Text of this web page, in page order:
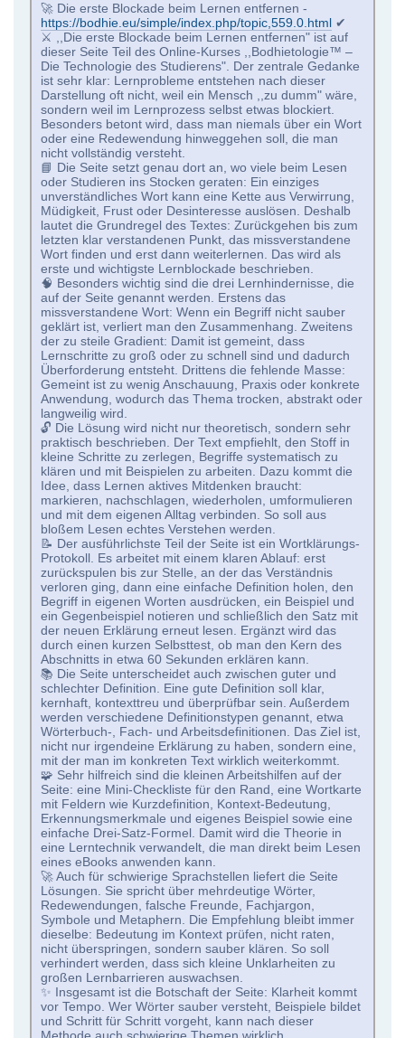
🚀 Die erste Blockade beim Lernen entfernen -
https://bodhie.eu/simple/index.php/topic,559.0.html ✔
⚔️ ,,Die erste Blockade beim Lernen entfernen" ist auf
dieser Seite Teil des Online-Kurses ,,Bodhietologie™ –
Die Technologie des Studierens". Der zentrale Gedanke
ist sehr klar: Lernprobleme entstehen nach dieser
Darstellung oft nicht, weil ein Mensch ,,zu dumm" wäre,
sondern weil im Lernprozess selbst etwas blockiert.
Besonders betont wird, dass man niemals über ein Wort
oder eine Redewendung hinweggehen soll, die man
nicht vollständig versteht.
📘 Die Seite setzt genau dort an, wo viele beim Lesen
oder Studieren ins Stocken geraten: Ein einziges
unverständliches Wort kann eine Kette aus Verwirrung,
Müdigkeit, Frust oder Desinteresse auslösen. Deshalb
lautet die Grundregel des Textes: Zurückgehen bis zum
letzten klar verstandenen Punkt, das missverstandene
Wort finden und erst dann weiterlernen. Das wird als
erste und wichtigste Lernblockade beschrieben.
🧠 Besonders wichtig sind die drei Lernhindernisse, die
auf der Seite genannt werden. Erstens das
missverstandene Wort: Wenn ein Begriff nicht sauber
geklärt ist, verliert man den Zusammenhang. Zweitens
der zu steile Gradient: Damit ist gemeint, dass
Lernschritte zu groß oder zu schnell sind und dadurch
Überforderung entsteht. Drittens die fehlende Masse:
Gemeint ist zu wenig Anschauung, Praxis oder konkrete
Anwendung, wodurch das Thema trocken, abstrakt oder
langweilig wird.
🔓 Die Lösung wird nicht nur theoretisch, sondern sehr
praktisch beschrieben. Der Text empfiehlt, den Stoff in
kleine Schritte zu zerlegen, Begriffe systematisch zu
klären und mit Beispielen zu arbeiten. Dazu kommt die
Idee, dass Lernen aktives Mitdenken braucht:
markieren, nachschlagen, wiederholen, umformulieren
und mit dem eigenen Alltag verbinden. So soll aus
bloßem Lesen echtes Verstehen werden.
📝 Der ausführlichste Teil der Seite ist ein Wortklärungs-
Protokoll. Es arbeitet mit einem klaren Ablauf: erst
zurückspulen bis zur Stelle, an der das Verständnis
verloren ging, dann eine einfache Definition holen, den
Begriff in eigenen Worten ausdrücken, ein Beispiel und
ein Gegenbeispiel notieren und schließlich den Satz mit
der neuen Erklärung erneut lesen. Ergänzt wird das
durch einen kurzen Selbsttest, ob man den Kern des
Abschnitts in etwa 60 Sekunden erklären kann.
📚 Die Seite unterscheidet auch zwischen guter und
schlechter Definition. Eine gute Definition soll klar,
kernhaft, kontexttreu und überprüfbar sein. Außerdem
werden verschiedene Definitionstypen genannt, etwa
Wörterbuch-, Fach- und Arbeitsdefinitionen. Das Ziel ist,
nicht nur irgendeine Erklärung zu haben, sondern eine,
mit der man im konkreten Text wirklich weiterkommt.
🧩 Sehr hilfreich sind die kleinen Arbeitshilfen auf der
Seite: eine Mini-Checkliste für den Rand, eine Wortkarte
mit Feldern wie Kurzdefinition, Kontext-Bedeutung,
Erkennungsmerkmale und eigenes Beispiel sowie eine
einfache Drei-Satz-Formel. Damit wird die Theorie in
eine Lerntechnik verwandelt, die man direkt beim Lesen
eines eBooks anwenden kann.
🚀 Auch für schwierige Sprachstellen liefert die Seite
Lösungen. Sie spricht über mehrdeutige Wörter,
Redewendungen, falsche Freunde, Fachjargon,
Symbole und Metaphern. Die Empfehlung bleibt immer
dieselbe: Bedeutung im Kontext prüfen, nicht raten,
nicht überspringen, sondern sauber klären. So soll
verhindert werden, dass sich kleine Unklarheiten zu
großen Lernbarrieren auswachsen.
✨ Insgesamt ist die Botschaft der Seite: Klarheit kommt
vor Tempo. Wer Wörter sauber versteht, Beispiele bildet
und Schritt für Schritt vorgeht, kann nach dieser